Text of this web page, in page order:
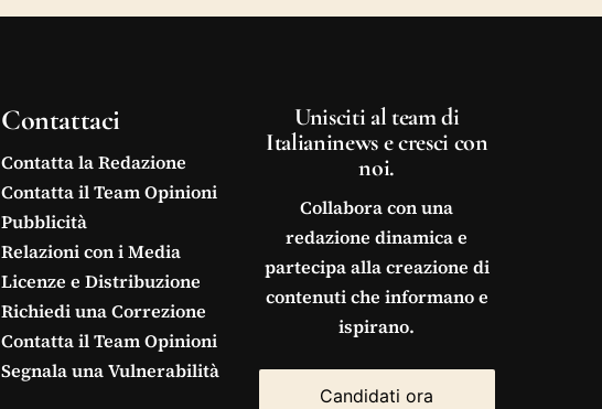
Contattaci
Contatta la Redazione
Contatta il Team Opinioni
Pubblicità
Relazioni con i Media
Licenze e Distribuzione
Richiedi una Correzione
Contatta il Team Opinioni
Segnala una Vulnerabilità
Unisciti al team di
Italianinews e cresci con
noi.
Collabora con una
redazione dinamica e
partecipa alla creazione di
contenuti che informano e
ispirano.
Candidati ora